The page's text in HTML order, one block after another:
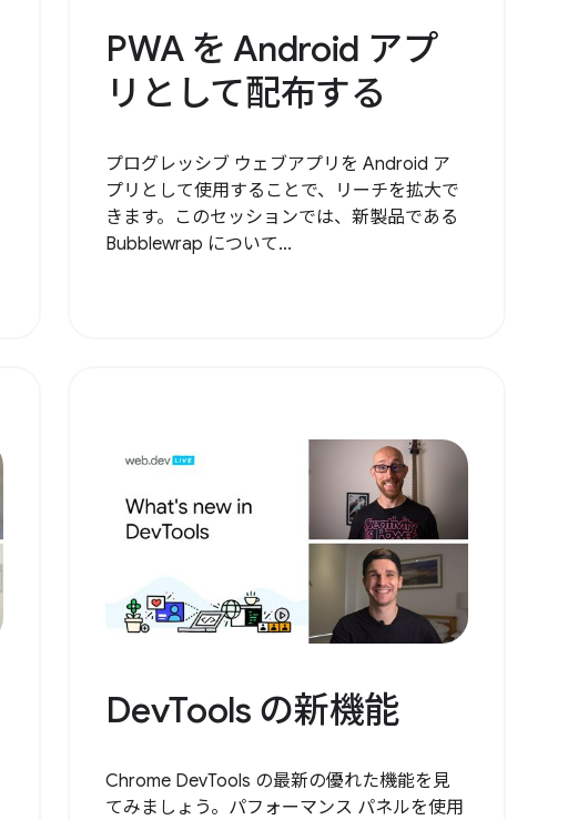
PWA を Android アプ
リとして配布する
プログレッシブ ウェブアプリを Android ア
プリとして使用することで、リーチを拡大で
きます。このセッションでは、新製品である
Bubblewrap について...
DevTools の新機能
Chrome DevTools の最新の優れた機能を見
てみましょう。パフォーマンス パネルを使用